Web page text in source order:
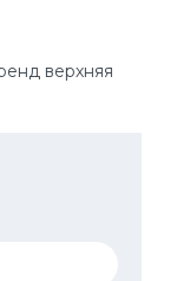
верхняя